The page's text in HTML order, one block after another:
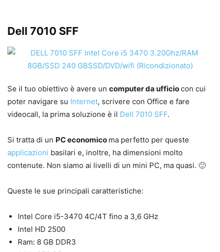
Dell 7010 SFF
Se il tuo obiettivo è avere un computer da ufficiocon cui
poter navigare su Internet, scrivere con Office e fare
videocall, la prima soluzione è il Dell 7010 SFF.
Si tratta di un PC economico ma perfetto per queste
applicazioni basilari e, inoltre, ha dimensioni molto
contenute. Non siamo ai livelli di un mini PC, ma quasi. 🙂
Queste le sue principali caratteristiche:
Intel Core i5-3470 4C/4T fino a 3,6 GHz
Intel HD 2500
Ram: 8 GB DDR3